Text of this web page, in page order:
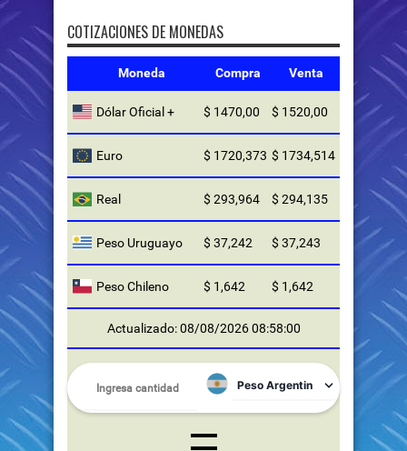
COTIZACIONES DE MONEDAS
Moneda Compra Venta
Dólar Oficial + $ 1470,00 $ 1520,00
Euro $ 1720,373 $ 1734,514
Real $ 293,964 $ 294,135
Peso Uruguayo $ 37,242 $ 37,243
Peso Chileno $ 1,642 $ 1,642
Actualizado: 08/08/2026 08:58:00